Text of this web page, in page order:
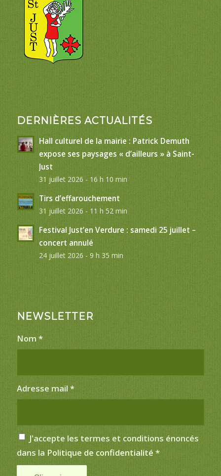
DERNIÈRES ACTUALITÉS
Hall culturel de la mairie : Patrick Demuth
expose ses paysages « d’ailleurs » à Saint-
Just
31 juillet 2026 - 16 h 10 min
Tirs d’effarouchement
31 juillet 2026 - 11 h 52 min
Festival Just’en Verdure : samedi 25 juillet –
concert annulé
24 juillet 2026 - 9 h 35 min
NEWSLETTER
Nom *
Adresse mail *
J'accepte les termes et conditions énoncés
dans la Politique de confidentialité *